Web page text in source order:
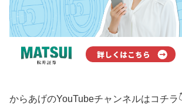
からあげのYouTubeチャンネルはコチラ